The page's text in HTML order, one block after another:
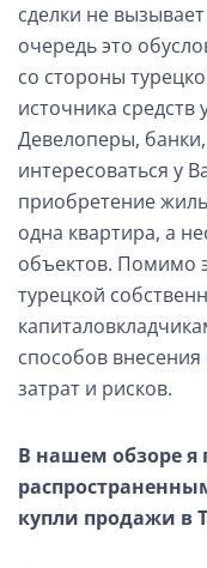
сделки не
очередь это
со стороны
источника средств
Девелоперы,
интересоваться у
приобретение
одна квартира, а
объектов. Помимо
турецкой
способов
затрат и рисков.
В нашем обзоре я
купли продажи в